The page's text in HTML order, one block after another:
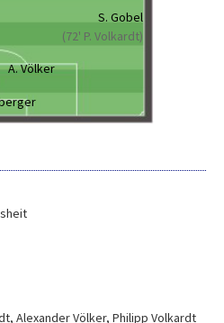
S. Gobel
(72' P. Volkardt)
A. Völker
, Alexander Völker, Philipp Volkardt